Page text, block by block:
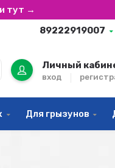
тут →
89222919007
Личный
вход
Для грызунов